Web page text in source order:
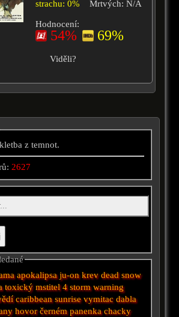
strachu: 0%
Mrtvých: N/A
Hodnocení:
54% 69%
Viděli?
z temnot.
2627
apokalipsa ju-on krev dead snow
toxický mstitel 4 storm warning
caribbean sunrise vymitac dabla
hovor černém panenka chacky